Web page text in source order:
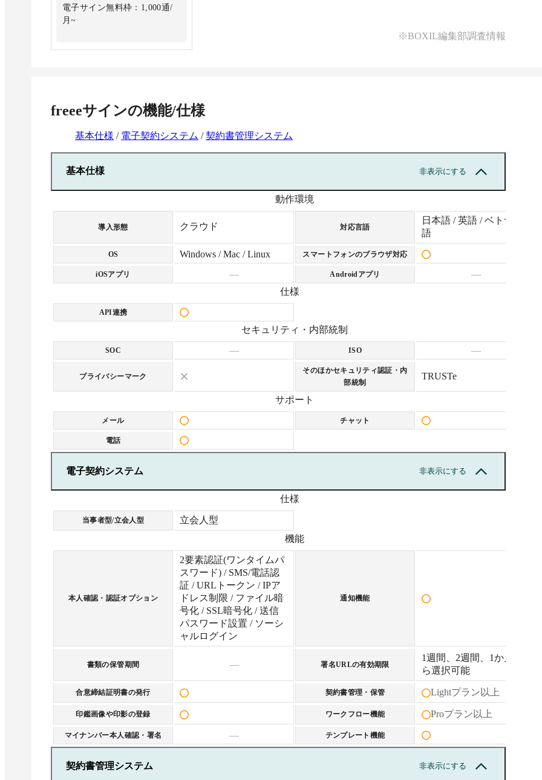
電子サイン無料枠：1,000通/
月~
※BOXIL編集部調査情報
freeeサインの機能/仕様
基本仕様 / 電子契約システム /契約書管理システム
基本仕様 非表示にする
動作環境
導入形態 クラウド 対応言語
日本語 / 英語 / ベトナム
語
OS Windows / Mac / Linux スマートフォンのブラウザ対応
iOSアプリ — Androidアプリ
—
仕様
API連携
セキュリティ・内部統制
SOC — ISO —
プライバシーマーク
そのほかセキュリティ認証・内
部統制
TRUSTe
サポート
メール チャット
電話
電子契約システム 非表示にする
仕様
当事者型/立会人型
立会人型
機能
本人確認・認証オプション
2要素認証(ワンタイムパ
スワード) / SMS/電話認
証 / URLトークン / IPア
ドレス制限 / ファイル暗
号化 / SSL暗号化 / 送信
パスワード設置 / ソーシ
ャルログイン
通知機能
書類の保管期間 — 署名URLの有効期限
1週間、2週間、1か月か
ら選択可能
合意締結証明書の発行 契約書管理・保管 Lightプラン以上
印鑑画像や印影の登録 ワークフロー機能 Proプラン以上
マイナンバー本人確認・署名 — テンプレート機能
契約書管理システム 非表示にする